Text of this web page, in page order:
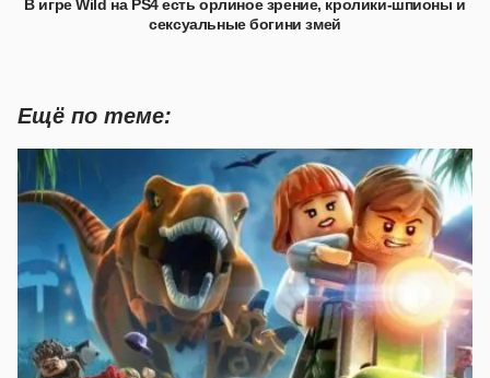
В игре Wild на PS4 есть орлиное зрение, кролики-шпионы и
сексуальные богини змей
Ещё по теме: